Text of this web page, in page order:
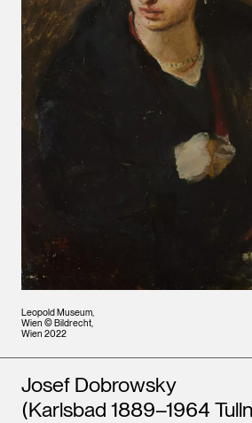
Leopold Museum,
Wien © Bildrecht,
Wien 2022
Künstler*innen
Josef Dobrowsky
(Karlsbad 1889–1964